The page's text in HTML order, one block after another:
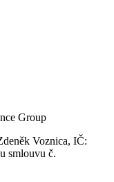
Group
Voznica, IČ:
smlouvu č.